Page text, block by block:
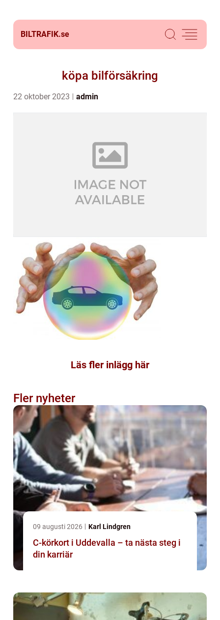
BILTRAFIK.se
köpa bilförsäkring
22 oktober 2023 admin
Läs fler inlägg här
Fler nyheter
09 augusti 2026 Karl Lindgren
C-körkort i Uddevalla – ta nästa steg i
din karriär